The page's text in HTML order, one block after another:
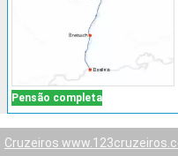
Pensão completa
Cruzeiros